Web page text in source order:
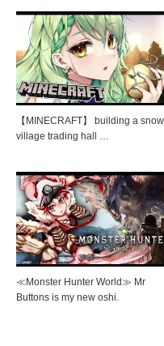
【MINECRAFT】 building a
village trading hall …
≪Monster Hunter World≫ Mr
Buttons is my new oshi.